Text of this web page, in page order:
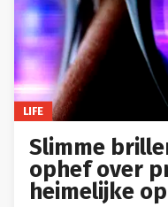
LIFE
Slimme
ophef over
heimelijke